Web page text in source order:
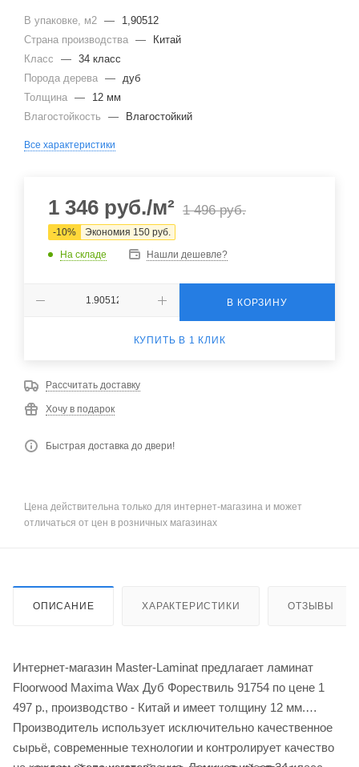
В упаковке, м2 —
1,90512
Страна производства —
Китай
Класс
— 34 класс
Порода дерева — дуб
Толщина —
12 мм
Влагостойкость
— Влагостойкий
Все характеристики
1 346 руб./м² 1 496руб.
-10% Экономия 150 руб.
На складе
Нашли дешевле?
В КОРЗИНУ
КУПИТЬ В 1 КЛИК
Рассчитать доставку
Хочу в подарок
Быстрая доставка до двери!
Цена действительна только для интернет-магазина и может
отличаться от цен в розничных магазинах
ОПИСАНИЕ ХАРАКТЕРИСТИКИ ОТЗЫВЫ
Интернет-магазин Master-Laminat предлагает ламинат
Floorwood Maxima Wax Дуб Форествиль 91754 по цене 1
497 р., производство - Китай и имеет толщину 12 мм.
Производитель использует исключительно качественное
сырьё, современные технологии и контролирует качество